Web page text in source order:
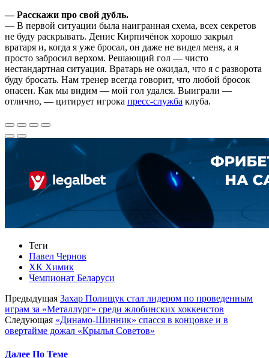
— Расскажи про свой дубль.
— В первой ситуации была наигранная схема, всех секретов
не буду раскрывать. Денис Кирпичёнок хорошо закрыл
вратаря и, когда я уже бросал, он даже не видел меня, а я
просто забросил верхом. Решающий гол — чисто
нестандартная ситуация. Вратарь не ожидал, что я с разворота
буду бросать. Нам тренер всегда говорит, что любой бросок
опасен. Как мы видим — мой гол удался. Выиграли —
отлично, — цитирует игрока пресс-служба клуба.
Теги
Павел Чернов
ХК Химик
Чемпионат Беларуси
Предыдущая Захар Полищук стал лидером по проведенным
играм за «Металлург» среди жлобинских хоккеистов
Следующая «Динамо-Шинник» спасся в концовке и в
овертайме дожал «Крылья Советов»
Далее По Теме